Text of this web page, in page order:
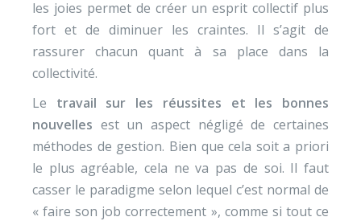
les joies permet de créer un esprit collectif plus
fort et de diminuer les craintes. Il s’agit de
rassurer chacun quant à sa place dans la
collectivité.
Le travail sur les réussites et les bonnes
nouvelles est un aspect négligé de certaines
méthodes de gestion. Bien que cela soit a priori
le plus agréable, cela ne va pas de soi. Il faut
casser le paradigme selon lequel c’est normal de
« faire son job correctement », comme si tout ce